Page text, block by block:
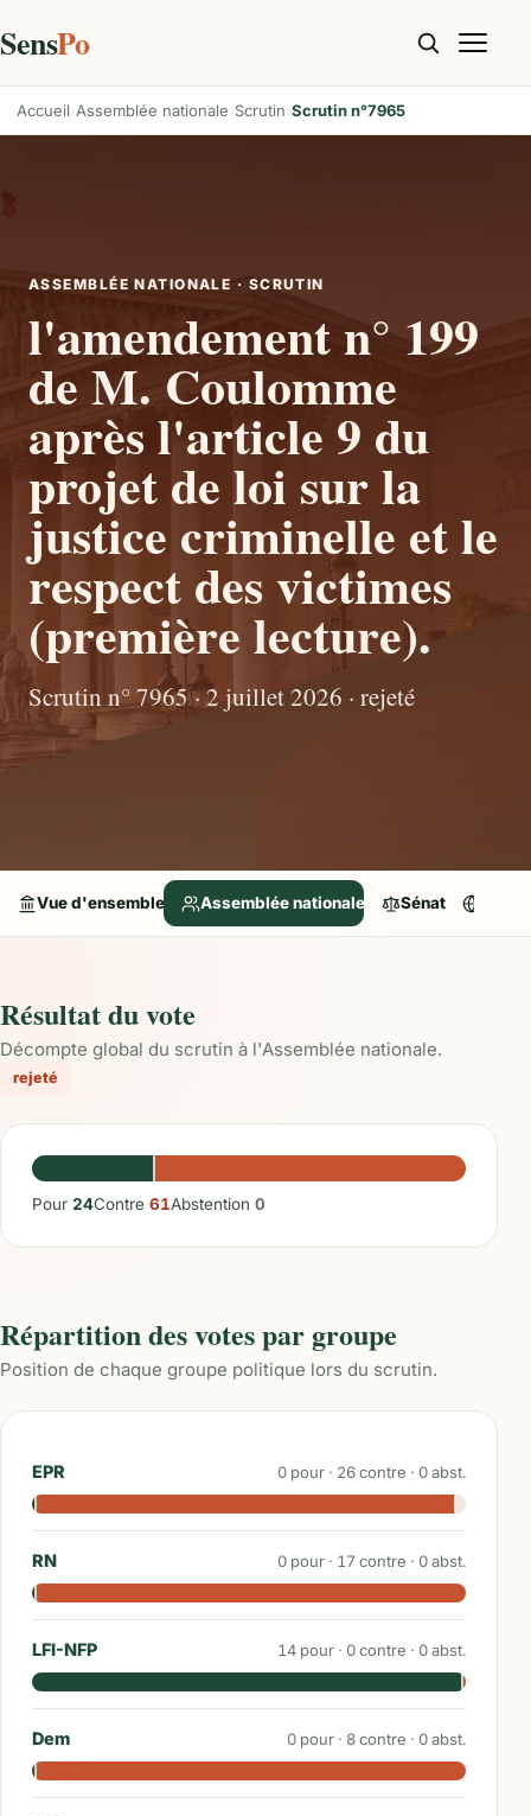
SensPo
Accueil Assemblée nationale Scrutin Scrutin n°7965
ASSEMBLÉE NATIONALE · SCRUTIN
l'amendement n° 199
de M. Coulomme
après l'article 9 du
projet de loi sur la
justice criminelle et le
respect des victimes
(première lecture).
Scrutin n° 7965 · 2 juillet 2026 · rejeté
Vue d'ensemble Assemblée nationale Sénat
Résultat du vote
Décompte global du scrutin à l'Assemblée nationale.
rejeté
Pour 24Contre 61Abstention 0
Répartition des votes par groupe
Position de chaque groupe politique lors du scrutin.
EPR 0 pour · 26contre · 0abst.
RN 0 pour · 17contre · 0abst.
LFI-NFP 14 pour · 0contre · 0abst.
Dem 0 pour · 8contre · 0abst.